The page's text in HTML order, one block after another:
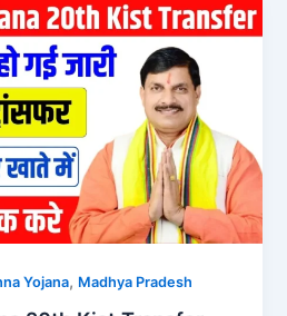
Yojana, Madhya Pradesh